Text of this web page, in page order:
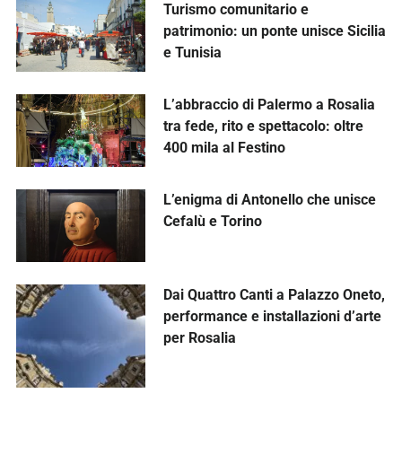
Turismo comunitario e
patrimonio: un ponte unisce Sicilia
e Tunisia
L’abbraccio di Palermo a Rosalia
tra fede, rito e spettacolo: oltre
400 mila al Festino
L’enigma di Antonello che unisce
Cefalù e Torino
Dai Quattro Canti a Palazzo Oneto,
performance e installazioni d’arte
per Rosalia